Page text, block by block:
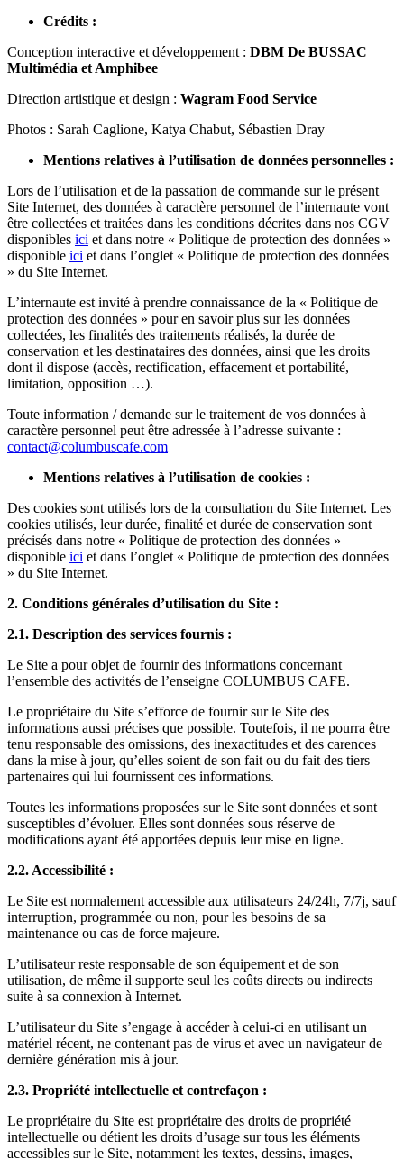
Crédits :
Conception interactive et développement : DBM De BUSSAC
Multimédia et Amphibee
Direction artistique et design : Wagram Food Service
Photos : Sarah Caglione, Katya Chabut, Sébastien Dray
Mentions relatives à l’utilisation de données personnelles :
Lors de l’utilisation et de la passation de commande sur le présent
Site Internet, des données à caractère personnel de l’internaute vont
être collectées et traitées dans les conditions décrites dans nos CGV
disponibles ici et dans notre « Politique de protection des données »
disponible ici et dans l’onglet « Politique de protection des données
» du Site Internet.
L’internaute est invité à prendre connaissance de la « Politique de
protection des données » pour en savoir plus sur les données
collectées, les finalités des traitements réalisés, la durée de
conservation et les destinataires des données, ainsi que les droits
dont il dispose (accès, rectification, effacement et portabilité,
limitation, opposition …).
Toute information / demande sur le traitement de vos données à
caractère personnel peut être adressée à l’adresse suivante :
contact@columbuscafe.com
Mentions relatives à l’utilisation de cookies :
Des cookies sont utilisés lors de la consultation du Site Internet. Les
cookies utilisés, leur durée, finalité et durée de conservation sont
précisés dans notre « Politique de protection des données »
disponible ici et dans l’onglet « Politique de protection des données
» du Site Internet.
2. Conditions générales d’utilisation du Site :
2.1. Description des services fournis :
Le Site a pour objet de fournir des informations concernant
l’ensemble des activités de l’enseigne COLUMBUS CAFE.
Le propriétaire du Site s’efforce de fournir sur le Site des
informations aussi précises que possible. Toutefois, il ne pourra être
tenu responsable des omissions, des inexactitudes et des carences
dans la mise à jour, qu’elles soient de son fait ou du fait des tiers
partenaires qui lui fournissent ces informations.
Toutes les informations proposées sur le Site sont données et sont
susceptibles d’évoluer. Elles sont données sous réserve de
modifications ayant été apportées depuis leur mise en ligne.
2.2. Accessibilité :
Le Site est normalement accessible aux utilisateurs 24/24h, 7/7j, sauf
interruption, programmée ou non, pour les besoins de sa
maintenance ou cas de force majeure.
L’utilisateur reste responsable de son équipement et de son
utilisation, de même il supporte seul les coûts directs ou indirects
suite à sa connexion à Internet.
L’utilisateur du Site s’engage à accéder à celui-ci en utilisant un
matériel récent, ne contenant pas de virus et avec un navigateur de
dernière génération mis à jour.
2.3. Propriété intellectuelle et contrefaçon :
Le propriétaire du Site est propriétaire des droits de propriété
intellectuelle ou détient les droits d’usage sur tous les éléments
accessibles sur le Site, notamment les textes, dessins, images,